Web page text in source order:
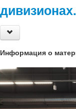
Информация о